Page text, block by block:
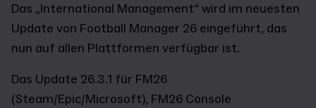
Das „International Management“ wird im neuesten
Update von Football Manager 26 eingeführt, das
nun auf allen Plattformen verfügbar ist.
Das Update 26.3.1 für FM26
(Steam/Epic/Microsoft), FM26 Console